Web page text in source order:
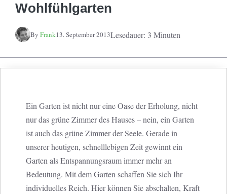
Wohlfühlgarten
By Frank13. September 2013Lesedauer: 3 Minuten
Ein Garten ist nicht nur eine Oase der Erholung, nicht
nur das grüne Zimmer des Hauses – nein, ein Garten
ist auch das grüne Zimmer der Seele. Gerade in
unserer heutigen, schnelllebigen Zeit gewinnt ein
Garten als Entspannungsraum immer mehr an
Bedeutung. Mit dem Garten schaffen Sie sich Ihr
individuelles Reich. Hier können Sie abschalten, Kraft